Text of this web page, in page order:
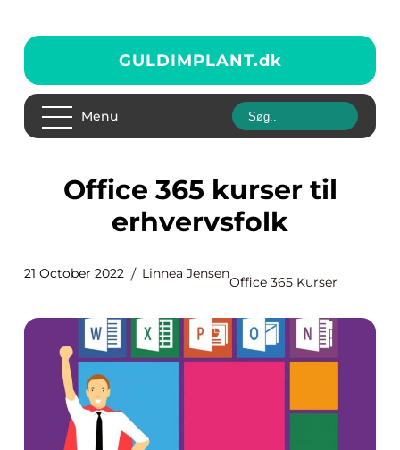
GULDIMPLANT.dk
Menu
Office 365 kurser til
erhvervsfolk
21 October 2022 Linnea Jensen
Office 365 Kurser